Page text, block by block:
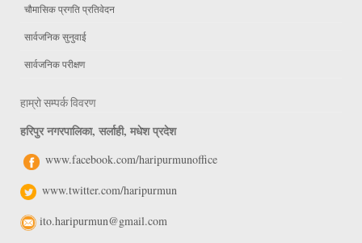
चौमासिक प्रगति प्रतिवेदन
सार्वजनिक सुनुवाई
सार्वजनिक परीक्षण
हाम्रो सम्पर्क विवरण
हरिपुर नगरपालिका, सर्लाही, मधेश प्रदेश
www.facebook.com/haripurmunoffice
www.twitter.com/haripurmun
ito.haripurmun@gmail.com